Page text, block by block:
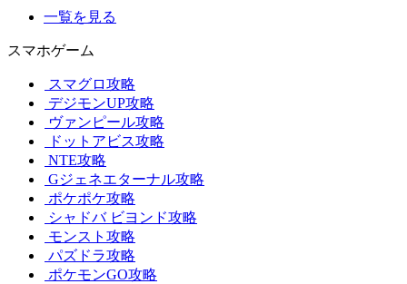
一覧を見る
スマホゲーム
スマグロ攻略
デジモンUP攻略
ヴァンピール攻略
ドットアビス攻略
NTE攻略
Gジェネエターナル攻略
ポケポケ攻略
シャドバ ビヨンド攻略
モンスト攻略
パズドラ攻略
ポケモンGO攻略